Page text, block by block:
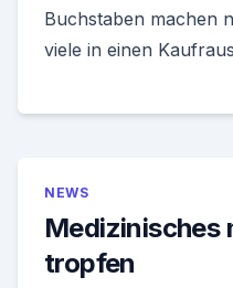
Buchstaben machen
viele in einen
NEWS
Medizinisches
tropfen